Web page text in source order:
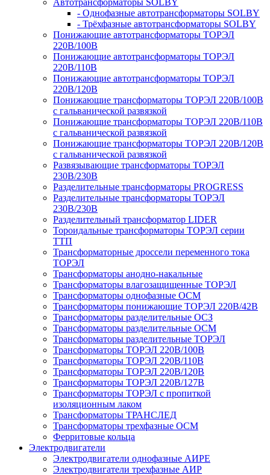
Автотрансформаторы SOLBY
- Однофазные автотрансформаторы SOLBY
- Трёхфазные автотрансформаторы SOLBY
Понижающие автотрансформаторы ТОРЭЛ
220В/100В
Понижающие автотрансформаторы ТОРЭЛ
220В/110В
Понижающие автотрансформаторы ТОРЭЛ
220В/120В
Понижающие трансформаторы ТОРЭЛ 220В/100В
с гальванической развязкой
Понижающие трансформаторы ТОРЭЛ 220В/110В
с гальванической развязкой
Понижающие трансформаторы ТОРЭЛ 220В/120В
с гальванической развязкой
Развязывающие трансформаторы ТОРЭЛ
230В/230В
Разделительные трансформаторы PROGRESS
Разделительные трансформаторы ТОРЭЛ
230В/230В
Разделительный трансформатор LIDER
Тороидальные трансформаторы ТОРЭЛ серии
ТТП
Трансформаторные дроссели переменного тока
ТОРЭЛ
Трансформаторы анодно-накальные
Трансформаторы влагозащищенные ТОРЭЛ
Трансформаторы однофазные ОСМ
Трансформаторы понижающие ТОРЭЛ 220В/42В
Трансформаторы разделительные ОСЗ
Трансформаторы разделительные ОСМ
Трансформаторы разделительные ТОРЭЛ
Трансформаторы ТОРЭЛ 220В/100В
Трансформаторы ТОРЭЛ 220В/110В
Трансформаторы ТОРЭЛ 220В/120В
Трансформаторы ТОРЭЛ 220В/127В
Трансформаторы ТОРЭЛ с пропиткой
изоляционным лаком
Трансформаторы ТРАНСЛЕД
Трансформаторы трехфазные ОСМ
Ферритовые кольца
Электродвигатели
Электродвигатели однофазные АИРЕ
Электродвигатели трехфазные АИР